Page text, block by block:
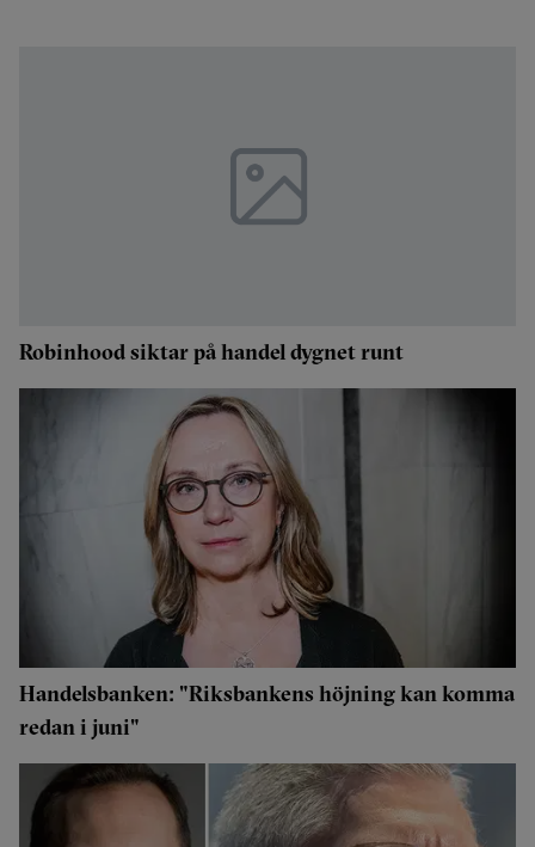
Robinhood siktar på handel dygnet runt
Handelsbanken: "Riksbankens höjning kan komma
redan i juni"